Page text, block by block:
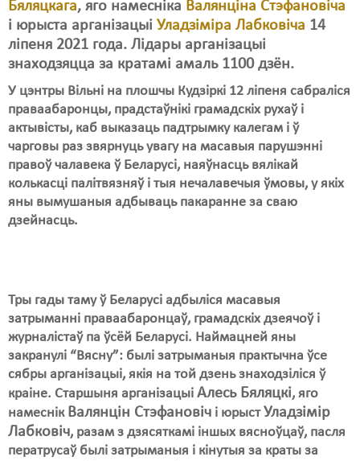
Бяляцкага, яго намесніка Валянціна Стэфановіча
і юрыста арганізацыі Уладзіміра Лабковіча 14
ліпеня 2021 года. Лідары арганізацыі
знаходзяцца за кратамі амаль 1100 дзён.
У цэнтры Вільні на плошчы Кудзіркі 12 ліпеня сабраліся
праваабаронцы, прадстаўнікі грамадскіх рухаў і
актывісты, каб выказаць падтрымку калегам і ў
чарговы раз звярнуць увагу на масавыя парушэнні
правоў чалавека ў Беларусі, наяўнасць вялікай
колькасці палітвязняў і тыя нечалавечыя ўмовы, у якіх
яны вымушаныя адбываць пакаранне за сваю
дзейнасць.
Тры гады таму ў Беларусі адбыліся масавыя
затрыманні праваабаронцаў, грамадскіх дзеячоў і
журналістаў па ўсёй Беларусі. Наймацней яны
закранулі “Вясну”: былі затрыманыя практычна ўсе
сябры арганізацыі, якія на той дзень знаходзіліся ў
краіне. Старшыня арганізацыі Алесь Бяляцкі, яго
намеснік Валянцін Стэфановіч і юрыстУладзімір
Лабковіч, разам з дзясяткамі іншых вясноўцаў, пасля
ператрусаў былі затрыманыя і кінутыя за краты за
Правы дзіцяці
Пэнітэнцыярная сыстэма
Распальваньне варожасьці
Рознае
Свабода слова
Свабода сумленьня
Суд
Сьмяротнае пакараньне
Правы працоўных
Сацыяльныя правы